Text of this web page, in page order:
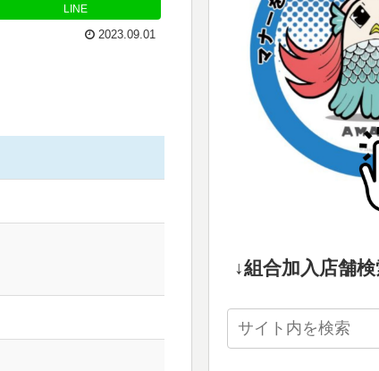
LINE
2023.09.01
↓組合加入店舗検